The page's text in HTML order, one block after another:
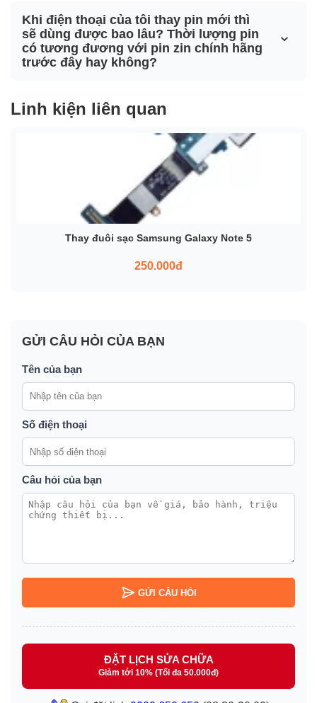
Khi điện thoại của tôi thay pin mới thì
sẽ dùng được bao lâu? Thời lượng pin
có tương đương với pin zin chính hãng
trước đây hay không?
Linh kiện liên quan
Thay đuôi sạc Samsung Galaxy Note 5
250.000đ
GỬI CÂU HỎI CỦA BẠN
Tên của bạn
Số điện thoại
Câu hỏi của bạn
GỬI CÂU HỎI
ĐẶT LỊCH SỬA CHỮA
Giảm tới 10% (Tối đa 50.000đ)